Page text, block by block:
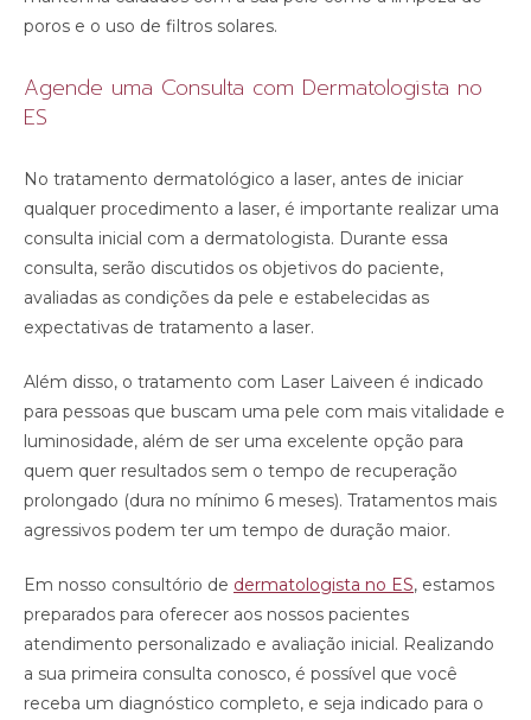
poros e o uso de filtros solares.
Agende uma Consulta com Dermatologista no
ES
No tratamento dermatológico a laser, antes de iniciar
qualquer procedimento a laser, é importante realizar uma
consulta inicial com a dermatologista. Durante essa
consulta, serão discutidos os objetivos do paciente,
avaliadas as condições da pele e estabelecidas as
expectativas de tratamento a laser.
Além disso, o tratamento com Laser Laiveen é indicado
para pessoas que buscam uma pele com mais vitalidade e
luminosidade, além de ser uma excelente opção para
quem quer resultados sem o tempo de recuperação
prolongado (dura no mínimo 6 meses). Tratamentos mais
agressivos podem ter um tempo de duração maior.
Em nosso consultório de dermatologista no ES, estamos
preparados para oferecer aos nossos pacientes
atendimento personalizado e avaliação inicial. Realizando
a sua primeira consulta conosco, é possível que você
receba um diagnóstico completo, e seja indicado para o